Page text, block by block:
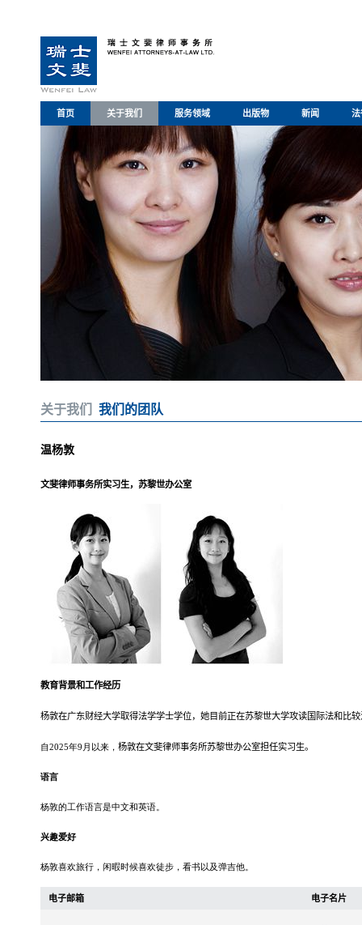
首页 关于我们 服务领域 出版物 新闻 法
关于我们 我们的团队
温杨敦
文斐律师事务所实习生，苏黎世办公室
教育背景和工作经历
杨敦在广东财经大学取得法学学士学位，她目前正在苏黎世大学攻读国际法和比
自2025年9 月以来， 杨敦在文斐律师事务所苏黎世办公室担任实习生。
语言
杨敦的工作语言是中文和英语。
兴趣爱好
杨敦喜欢旅行，闲暇时候喜欢徒步，看书以及弹吉他。
电子邮箱 电子名片